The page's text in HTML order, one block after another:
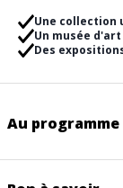
Une collection
Un musée
Des
Au programme
importante collection